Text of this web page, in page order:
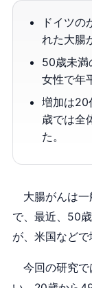
ドイツの
れた大腸
50歳未満
女性で年
増加は20
歳では全
た。
大腸がんは一
で、最近、50
が、米国などで
今回の研究で